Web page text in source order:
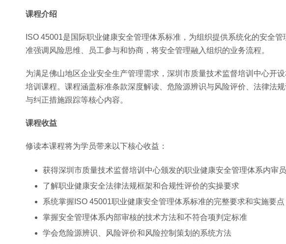
课程介绍
ISO 45001是国际职业健康安全管理体系标准，为组织提供系统化的安全
准强调风险思维、员工参与和协商，将安全管理融入组织的业务流程。
为满足佛山地区企业安全生产管理需求，深圳市质量技术监督培训中心开
培训课程。课程涵盖标准条款深度解读、危险源辨识与风险评价、法律法
与纠正措施跟踪等核心内容。
课程收益
修读本课程将为学员带来以下核心收益：
获得深圳市质量技术监督培训中心颁发的职业健康安全管理体系内审
了解职业健康安全法律法规框架和合规性评价的实操要求
系统掌握ISO 45001职业健康安全管理体系标准的完整要求和实施要点
掌握安全管理体系内部审核的技术方法和不符合项判定标准
学会危险源辨识、风险评价和风险控制策划的系统方法